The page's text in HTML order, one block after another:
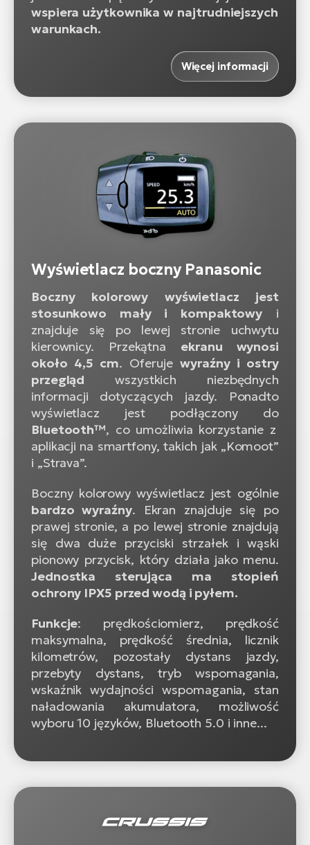
wspiera użytkownika w najtrudniejszych
warunkach.
Więcej informacji
Wyświetlacz boczny Panasonic
Boczny kolorowy wyświetlacz jest
stosunkowo mały i kompaktowy i
znajduje się po lewej stronie uchwytu
kierownicy. Przekątna ekranu wynosi
około 4,5 cm. Oferujewyraźny i ostry
przegląd wszystkich niezbędnych
informacji dotyczących jazdy. Ponadto
wyświetlacz jest podłączony do
Bluetooth™, co umożliwia korzystanie z
aplikacji na smartfony, takich jak „Komoot”
i „Strava”.
Boczny kolorowy wyświetlacz jest ogólnie
bardzo wyraźny. Ekran znajduje się po
prawej stronie, a po lewej stronie znajdują
się dwa duże przyciski strzałek i wąski
pionowy przycisk, który działa jako menu.
Jednostka sterująca ma stopień
ochrony IPX5 przed wodą i pyłem.
Funkcje: prędkościomierz, prędkość
maksymalna, prędkość średnia, licznik
kilometrów, pozostały dystans jazdy,
przebyty dystans, tryb wspomagania,
wskaźnik wydajności wspomagania, stan
naładowania akumulatora, możliwość
wyboru 10 języków, Bluetooth 5.0 i inne...